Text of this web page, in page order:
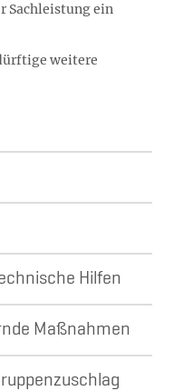
Sachleistung ein
weitere
Hilfen
Maßnahmen